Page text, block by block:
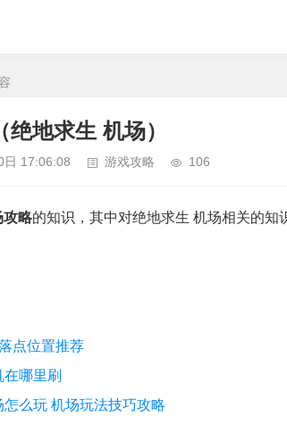
地求生 机场）
日 17:06:08 游戏攻略 106
攻略的知识，其中对绝地求生 机场相关的
点位置推荐
哪里刷
么玩 机场玩法技巧攻略